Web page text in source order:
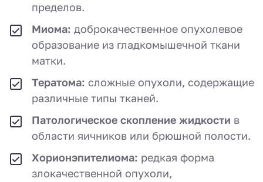
пределов.
Миома: доброкачественное опухолевое
образование из гладкомышечной ткани
матки.
Тератома: сложные опухоли, содержащие
различные типы тканей.
Патологическое скопление жидкости в
области яичников или брюшной полости.
Хорионэпителиома: редкая форма
злокачественной опухоли,